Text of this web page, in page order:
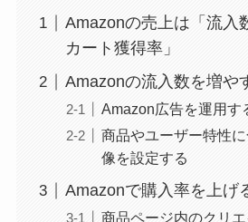
Amazonの売上は「流入
カート獲得率」
Amazonの流入数を増や
Amazon広告を運用す
商品やユーザー特性
像を設定する
Amazonで購入率を上げ
商品ページ内のクリ